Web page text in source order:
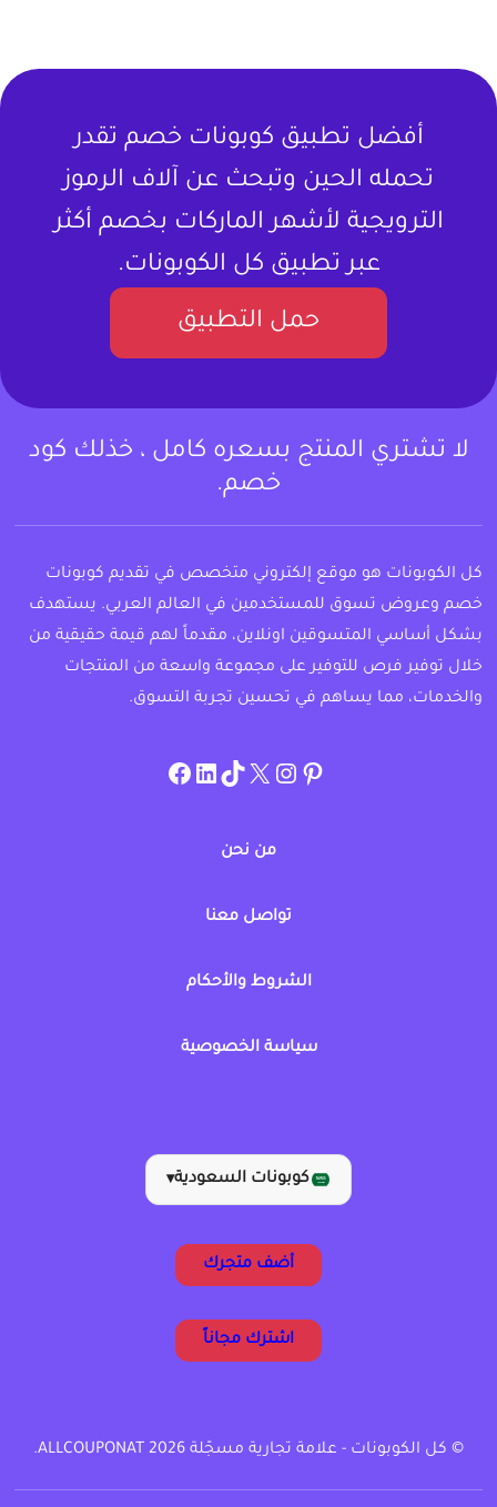
أفضل تطبيق كوبونات خصم تقدر
تحمله الحين وتبحث عن آلاف الرموز
الترويجية لأشهر الماركات بخصم أكثر
عبر تطبيق كل الكوبونات.
حمل التطبيق
لا تشتري المنتج بسعره كامل ، خذلك كود
خصم.
كل الكوبونات هو موقع إلكتروني متخصص في تقديم كوبونات
خصم وعروض تسوق للمستخدمين في العالم العربي. يستهدف
بشكل أساسي المتسوقين اونلاين، مقدماً لهم قيمة حقيقية من
خلال توفير فرص للتوفير على مجموعة واسعة من المنتجات
والخدمات، مما يساهم في تحسين تجربة التسوق.
pinterest
allcouponat
twitter
TikTok
linkedin
facebook
من نحن
تواصل معنا
الشروط والأحكام
سياسة الخصوصية
كوبونات السعودية▾
أضف متجرك
اشترك مجاناً
© كل الكوبونات - علامة تجارية مسجّلة ALLCOUPONAT 2026.